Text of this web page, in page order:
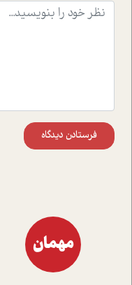
موثرترین راهکارهای
فرستادن دیدگاه
مهمان